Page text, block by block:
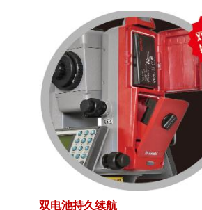
双电池持久续航